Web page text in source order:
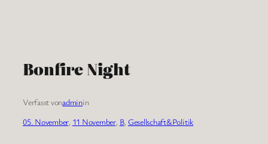
Bonfire Night
Verfasst vonadminin
05. November, 11 November, B, Gesellschaft&Politik